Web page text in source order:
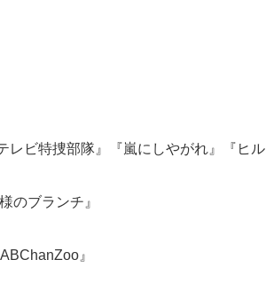
ビ特捜部隊』『嵐にしやがれ』『ヒル
ブランチ』
』